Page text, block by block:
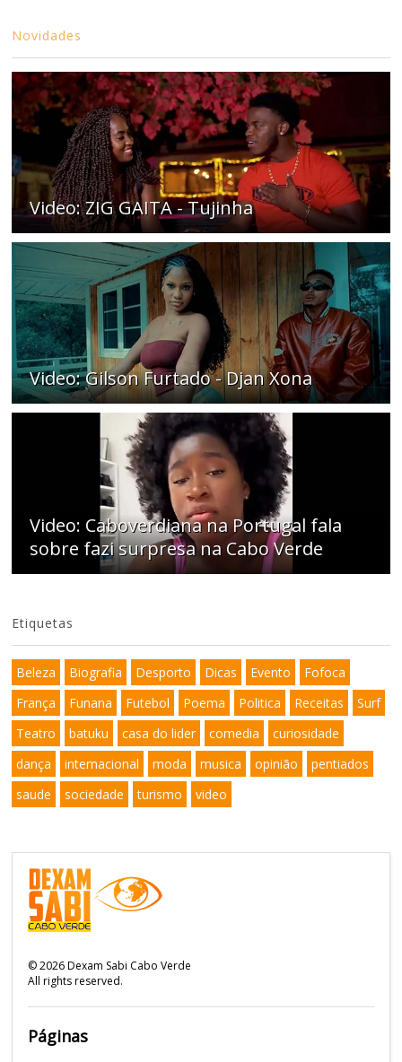
Novidades
Video: ZIG GAITA - Tujinha
Video: Gilson Furtado - Djan Xona
Video: Caboverdiana na Portugal fala
sobre fazi surpresa na Cabo Verde
Etiquetas
Beleza Biografia Desporto Dicas Evento
Fofoca
França
Funana Futebol Poema Politica Receitas
Surf
Teatro
batuku casa do lider comedia
curiosidade
dança
internacional moda musica opinião
pentiados
saude
sociedade turismo video
©2026Dexam Sabi Cabo Verde
All rights reserved.
Páginas